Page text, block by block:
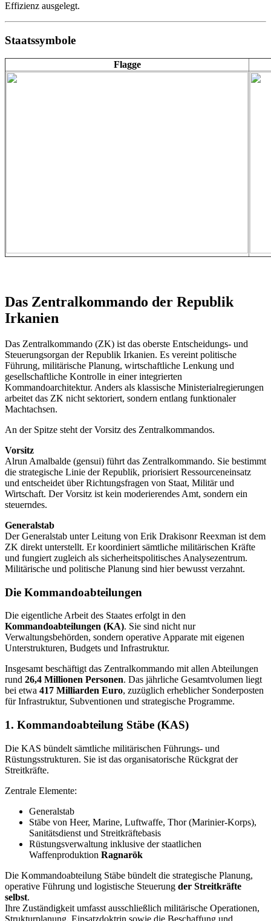
Effizienz ausgelegt.
Staatssymbole
Flagge
Das Zentralkommando der Republik
Irkanien
Das Zentralkommando (ZK) ist das oberste Entscheidungs- und
Steuerungsorgan der Republik Irkanien. Es vereint politische
Führung, militärische Planung, wirtschaftliche Lenkung und
gesellschaftliche Kontrolle in einer integrierten
Kommandoarchitektur. Anders als klassische Ministerialregierungen
arbeitet das ZK nicht sektoriert, sondern entlang funktionaler
Machtachsen.
An der Spitze steht der Vorsitz des Zentralkommandos.
Vorsitz
Alrun Amalbalde (gensui) führt das Zentralkommando. Sie bestimmt
die strategische Linie der Republik, priorisiert Ressourceneinsatz
und entscheidet über Richtungsfragen von Staat, Militär und
Wirtschaft. Der Vorsitz ist kein moderierendes Amt, sondern ein
steuerndes.
Generalstab
Der Generalstab unter Leitung von Erik Drakisonr Reexman ist dem
ZK direkt unterstellt. Er koordiniert sämtliche militärischen Kräfte
und fungiert zugleich als sicherheitspolitisches Analysezentrum.
Militärische und politische Planung sind hier bewusst verzahnt.
Die Kommandoabteilungen
Die eigentliche Arbeit des Staates erfolgt in den
Kommandoabteilungen (KA). Sie sind nicht nur
Verwaltungsbehörden, sondern operative Apparate mit eigenen
Unterstrukturen, Budgets und Infrastruktur.
Insgesamt beschäftigt das Zentralkommando mit allen Abteilungen
rund 26,4 Millionen Personen. Das jährliche Gesamtvolumen liegt
bei etwa 417 Milliarden Euro, zuzüglich erheblicher Sonderposten
für Infrastruktur, Subventionen und strategische Programme.
1. Kommandoabteilung Stäbe (KAS)
Die KAS bündelt sämtliche militärischen Führungs- und
Rüstungsstrukturen. Sie ist das organisatorische Rückgrat der
Streitkräfte.
Zentrale Elemente:
Generalstab
Stäbe von Heer, Marine, Luftwaffe, Thor (Marinier-Korps),
Sanitätsdienst und Streitkräftebasis
Rüstungsverwaltung inklusive der staatlichen
Waffenproduktion Ragnarök
Die Kommandoabteilung Stäbe bündelt die strategische Planung,
operative Führung und logistische Steuerung der Streitkräfte
selbst.
Ihre Zuständigkeit umfasst ausschließlich militärische Operationen,
Strukturplanung, Einsatzdoktrin sowie die Beschaffung und